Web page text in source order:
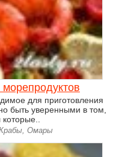
для приготовления
быть уверенными в том,
Омары